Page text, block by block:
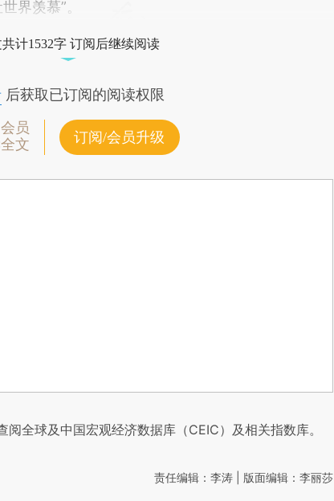
界羡慕”。
计1532字 订阅后继续阅读
后获取已订阅的阅读权限
员
文
订阅/会员升级
阅全球及中国宏观经济数据库（CEIC）及相关指数库。
责任编辑：李涛 | 版面编辑：李丽莎